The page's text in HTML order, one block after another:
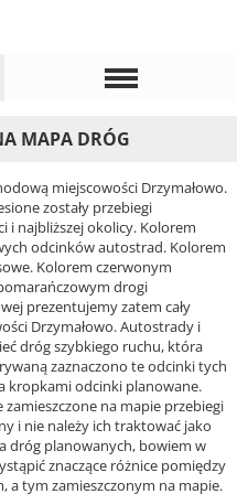
MAPA DRÓG
miejscowości Drzymałowo.
zostały przebiegi
i najbliższej okolicy. Kolorem
odcinków autostrad. Kolorem
Kolorem czerwonym
drogi
prezentujemy zatem cały
Drzymałowo. Autostrady i
dróg szybkiego ruchu, która
zaznaczono te odcinki tych
kropkami odcinki planowane.
na mapie przebiegi
i nie należy ich traktować jako
dróg planowanych, bowiem w
znaczące różnice pomiędzy
a tym zamieszczonym na mapie.